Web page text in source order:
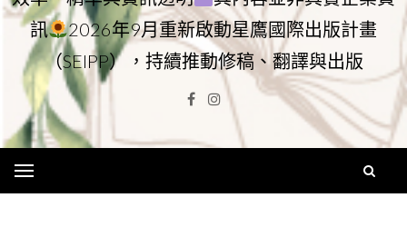
訊
2026年9月重新啟動星鷹國際出版計畫
（SEIPP），持續推動修稿、翻譯與出版
Facebook
Instagram